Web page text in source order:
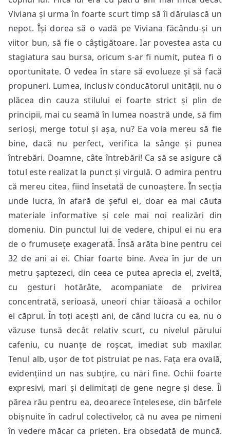
Viviana și urma în foarte scurt timp să îi dăruiască un
nepot. Își dorea să o vadă pe Viviana făcându-și un
viitor bun, să fie o câștigătoare. Iar povestea asta cu
stagiatura sau bursa, oricum s-ar fi numit, putea fi o
oportunitate. O vedea în stare să evolueze și să facă
propuneri. Lumea, inclusiv conducătorul unității, nu o
plăcea din cauza stilului ei foarte strict și plin de
principii, mai cu seamă în lumea noastră unde, să fim
serioși, merge totul și așa, nu? Ea voia mereu să fie
bine, dacă nu perfect, verifica la sânge și punea
întrebări. Doamne, câte întrebări! Ca să se asigure că
totul este realizat la punct și virgulă. O admira pentru
că mereu citea, fiind însetată de cunoaștere. În secția
unde lucra, în afară de șeful ei, doar ea mai căuta
materiale informative și cele mai noi realizări din
domeniu. Din punctul lui de vedere, chipul ei nu era
de o frumusețe exagerată. Însă arăta bine pentru cei
32 de ani ai ei. Chiar foarte bine. Avea în jur de un
metru șaptezeci, din ceea ce putea aprecia el, zveltă,
cu gesturi hotărâte, acompaniate de privirea
concentrată, serioasă, uneori chiar tăioasă a ochilor
ei căprui. În toți acești ani, de când lucra cu ea, nu o
văzuse tunsă decât relativ scurt, cu nivelul părului
cafeniu, cu nuanțe de roșcat, imediat sub maxilar.
Tenul alb, ușor de tot pistruiat pe nas. Fața era ovală,
evidențiind un nas subțire, cu nări fine. Ochii foarte
expresivi, mari și delimitați de gene negre și dese. Îi
părea rău pentru ea, deoarece înțelesese, din bârfele
obișnuite în cadrul colectivelor, că nu avea pe nimeni
în vedere măcar ca prieten. Era obsedată de muncă.